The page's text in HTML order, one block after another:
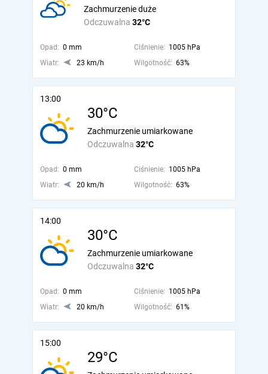
Odczuwalna 32°C
Zachmurzenie duże
Opad: 0 mm Ciśnienie: 1005 hPa
Wiatr:
23 km/h Wilgotność: 63%
13:00
30°C
Odczuwalna 32°C
Zachmurzenie umiarkowane
Opad: 0 mm Ciśnienie: 1005 hPa
Wiatr:
20 km/h Wilgotność: 63%
14:00
30°C
Odczuwalna 32°C
Zachmurzenie umiarkowane
Opad: 0 mm Ciśnienie: 1005 hPa
Wiatr:
20 km/h Wilgotność: 61%
15:00
29°C